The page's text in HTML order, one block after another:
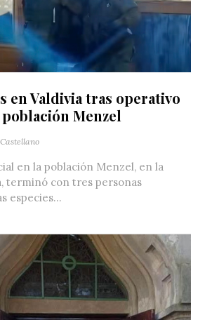
en Valdivia tras operativo
Menzel
en la población Menzel, en la
terminó con tres personas
especies...